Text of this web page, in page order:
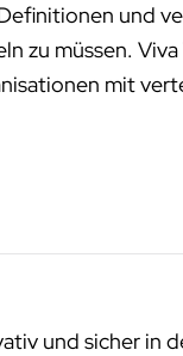
und
zu müssen.
mit
und sicher in